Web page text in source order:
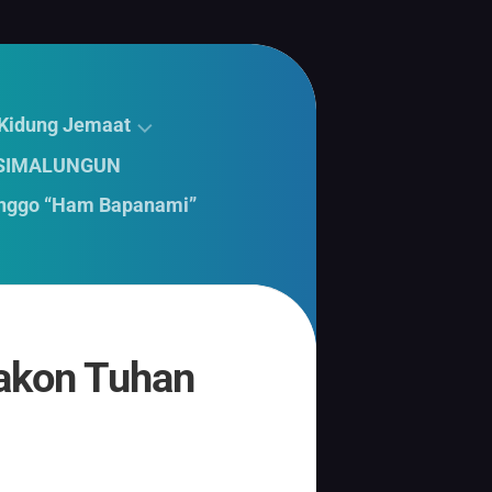
Jemaat
“Ham Bapanami”
Tuhan